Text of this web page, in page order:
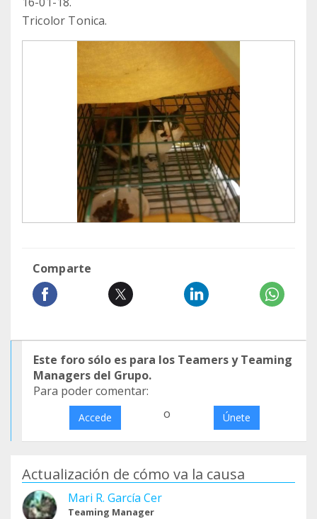
Tricolor Tonica.
Comparte
Este foro sólo es para los Teamers y Teaming
Managers del Grupo.
Para poder comentar:
Accede o Únete
Actualización de cómo va la causa
Mari R. García Cer
Teaming Manager